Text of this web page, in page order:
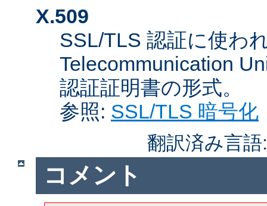
X.509
SSL/TLS 認証に使わ
Telecommunication
認証証明書の形式。
参照: SSL/TLS 暗号化
翻訳済み言
コメント